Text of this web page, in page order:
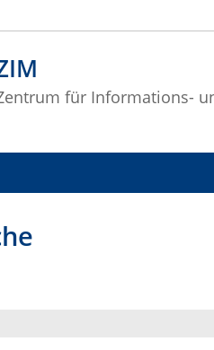
für Informations-